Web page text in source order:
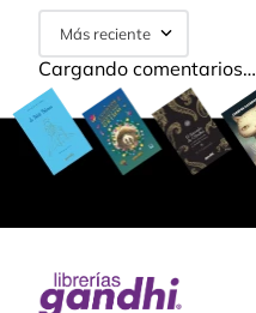
Más reciente
Cargando comentarios…